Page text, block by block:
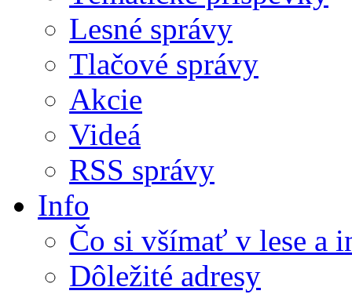
Lesné správy
Tlačové správy
Akcie
Videá
RSS správy
Info
Čo si všímať v lese a
Dôležité adresy